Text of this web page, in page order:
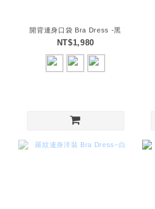
開背連身口袋 Bra Dress -黑
NT$1,980